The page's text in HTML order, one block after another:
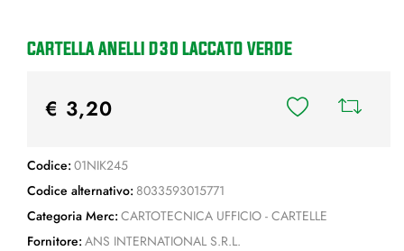
CARTELLA ANELLI D30 LACCATO VERDE
€ 3,20
Codice: 01NIK245
Codice alternativo: 8033593015771
Categoria Merc: CARTOTECNICA UFFICIO - CARTELLE
Fornitore: ANS INTERNATIONAL S.R.L.